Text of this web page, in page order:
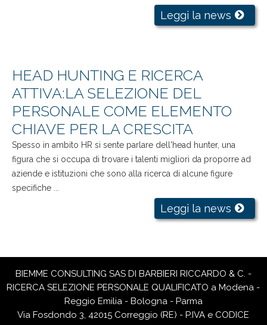
Leggi la news
HEAD HUNTING E RICERCA
ATTIVA:LA SELEZIONE DEL
PERSONALE COME ELEMENTO
CHIAVE PER LA CRESCITA
Spesso in ambito HR si sente parlare dell'head hunter, una
figura che si occupa di trovare i talenti migliori da proporre ad
aziende e istituzioni che sono alla ricerca di alcune figure
specifiche ...
Leggi la news
BIEMME CONSULTING SAS DI BARBIERI RICCARDO & C. -
RICERCA SELEZIONE PERSONALE QUALIFICATO a Modena -
Reggio Emilia - Bologna - Parma
Via Fosdondo 3, 42015 Correggio (RE) - P.IVA e CODICE